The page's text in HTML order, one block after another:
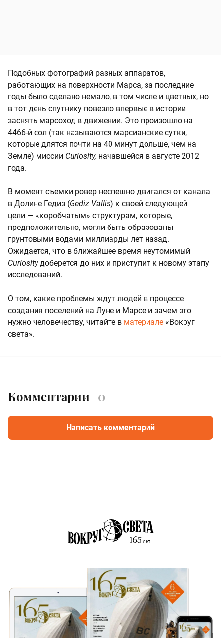
Подобных фотографий разных аппаратов,
работающих на поверхности Марса, за последние
годы было сделано немало, в том числе и цветных, но
в тот день спутнику повезло впервые в истории
заснять марсоход в движении. Это произошло на
4466-й сол (так называются марсианские сутки,
которые длятся почти на 40 минут дольше, чем на
Земле) миссии Сuriosity, начавшейся в августе 2012
года.
В момент съемки ровер неспешно двигался от канала
в Долине Гедиз (Gediz Vallis) к своей следующей
цели — «коробчатым» структурам, которые,
предположительно, могли быть образованы
грунтовыми водами миллиарды лет назад.
Ожидается, что в ближайшее время неутомимый
Сuriosityдоберется до них и приступит к новому этапу
исследований.
О том, какие проблемы ждут людей в процессе
создания поселений на Луне и Марсе и зачем это
нужно человечеству, читайте в материале «Вокруг
света».
Комментарии 0
Написать комментарий